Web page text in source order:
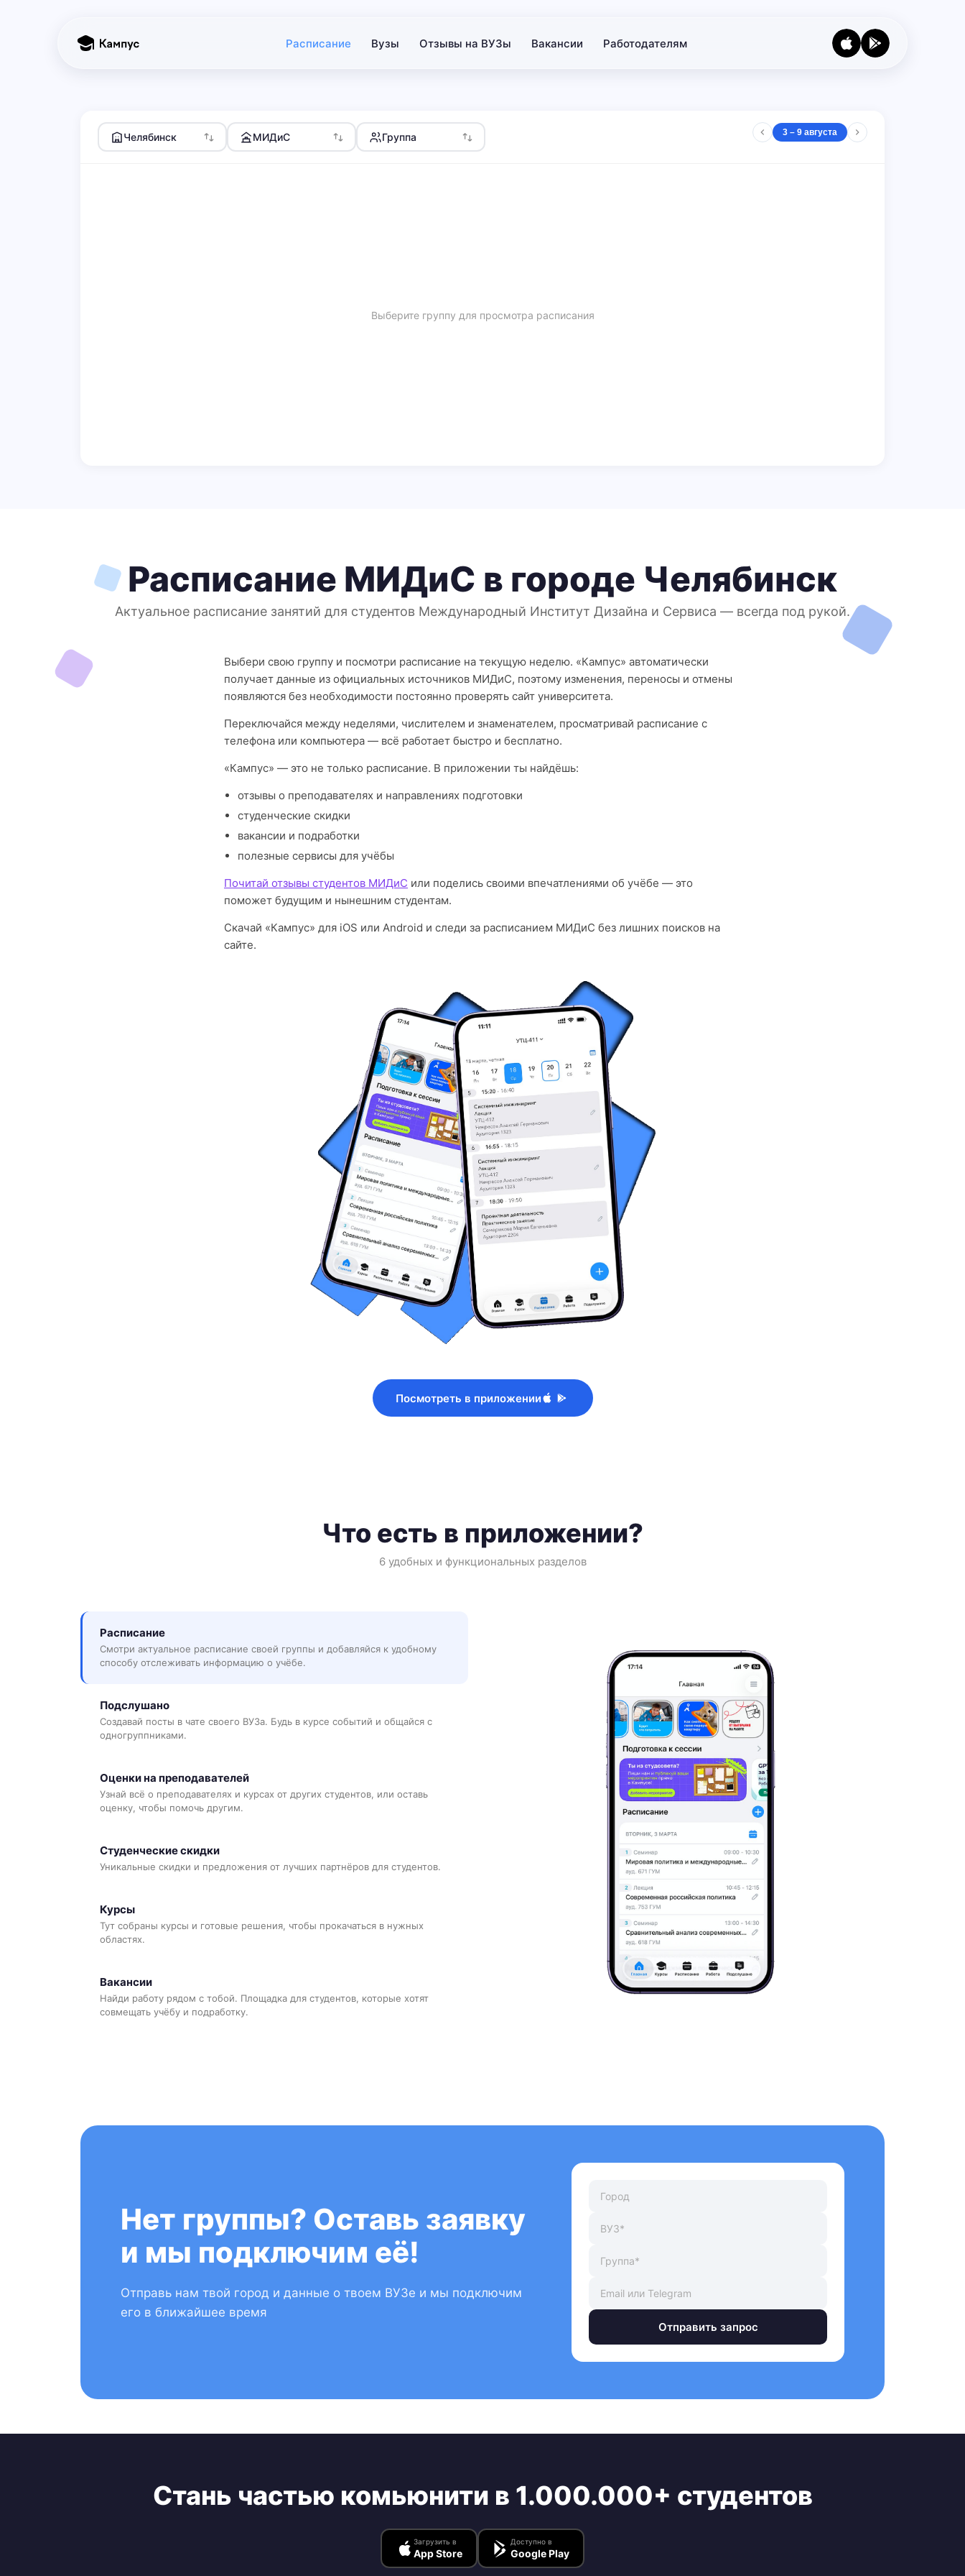
Расписание Вузы Отзывы на ВУЗы Вакансии Работодателям
Челябинск МИДиС Группа 3 – 9 августа
Выберите группу для просмотра расписания
Расписание МИДиС в городе Челябинск
Актуальное расписание занятий для студентов Международный Институт Дизайна и Сервиса — всегда под рукой.
Выбери свою группу и посмотри расписание на текущую неделю. «Кампус» автоматически
получает данные из официальных источников МИДиС, поэтому изменения, переносы и отмены
появляются без необходимости постоянно проверять сайт университета.
Переключайся между неделями, числителем и знаменателем, просматривай расписание с
телефона или компьютера — всё работает быстро и бесплатно.
«Кампус» — это не только расписание. В приложении ты найдёшь:
отзывы о преподавателях и направлениях подготовки
студенческие скидки
вакансии и подработки
полезные сервисы для учёбы
Почитай отзывы студентов МИДиС или поделись своими впечатлениями об учёбе — это
поможет будущим и нынешним студентам.
Скачай «Кампус» для iOS или Android и следи за расписанием МИДиС без лишних поисков на
сайте.
Посмотреть в приложении
Что есть в приложении?
6 удобных и функциональных разделов
Расписание
Смотри актуальное расписание своей группы и добавляйся к удобному
способу отслеживать информацию о учёбе.
Подслушано
Создавай посты в чате своего ВУЗа. Будь в курсе событий и общайся с
одногруппниками.
Оценки на преподавателей
Узнай всё о преподавателях и курсах от других студентов, или оставь
оценку, чтобы помочь другим.
Студенческие скидки
Уникальные скидки и предложения от лучших партнёров для студентов.
Курсы
Тут собраны курсы и готовые решения, чтобы прокачаться в нужных
областях.
Вакансии
Найди работу рядом с тобой. Площадка для студентов, которые хотят
совмещать учёбу и подработку.
Нет группы? Оставь заявку
и мы подключим её!
Отправь нам твой город и данные о твоем ВУЗе и мы подключим
его в ближайшее время
Отправить запрос
Стань частью комьюнити в 1.000.000+ студентов
Загрузить в
App Store
Доступно в
Google Play